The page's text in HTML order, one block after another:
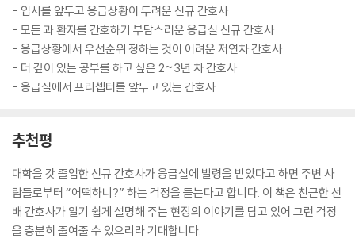
- 입사를 앞두고 응급상황이 두려운 신규 간호사
- 모든 과 환자를 간호하기 부담스러운 응급실 신규 간호사
- 응급상황에서 우선순위 정하는 것이 어려운 저연차 간호사
- 더 깊이 있는 공부를 하고 싶은 2~3년 차 간호사
- 응급실에서 프리셉터를 앞두고 있는 간호사
추천평
대학을 갓 졸업한 신규 간호사가 응급실에 발령을 받았다고 하면 주변 사
람들로부터 “어떡하니?” 하는 걱정을 듣는다고 합니다. 이 책은 친근한 선
배 간호사가 알기 쉽게 설명해 주는 현장의 이야기를 담고 있어 그런 걱정
을 충분히 줄여줄 수 있으리라 기대합니다.